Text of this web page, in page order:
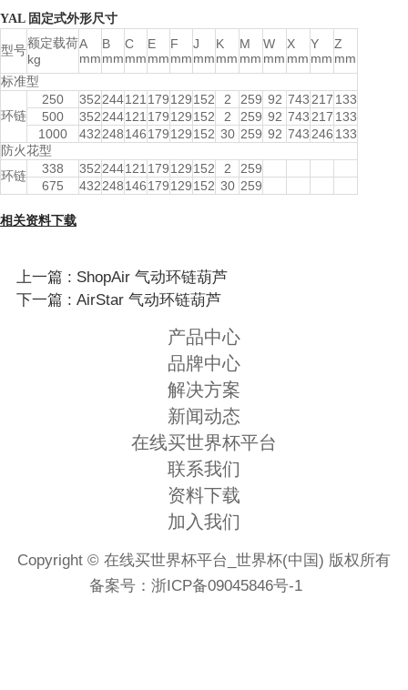
YAL 固定式外形尺寸
型号额定载荷
kg
A
mm
B
mm
C
mm
E
mm
F
mm
J
mm
K
mm
M
mm
W
mm
X
mm
Y
mm
Z
mm
标准型
环链
250 352244121 179129152 2 259 92 743 217 133
500
352244121 179129152 2 259 92 743 217 133
1000
432248146179129152 30 259 92 743 246 133
防火花型
环链
338 352244121 179129152 2
259
675
432248146179129152 30 259
相关资料下载
上一篇 : ShopAir 气动环链葫芦
下一篇 : AirStar 气动环链葫芦
产品中心
品牌中心
解决方案
新闻动态
在线买世界杯平台
联系我们
资料下载
加入我们
Copyright © 在线买世界杯平台_世界杯(中国) 版权所有
备案号：浙ICP备09045846号-1